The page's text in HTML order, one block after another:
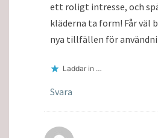
ett roligt intresse, och
kläderna ta form! Får väl
nya tillfällen för
Laddar in …
Svara